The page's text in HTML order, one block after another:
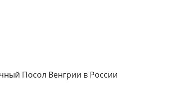
Посол Венгрии в России